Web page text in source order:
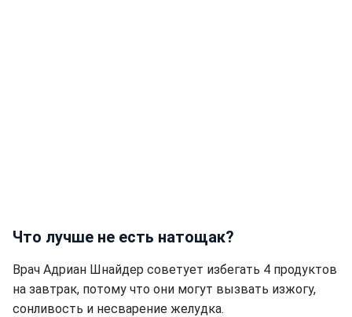
Что лучше не есть натощак?
Врач Адриан Шнайдер советует избегать 4 продуктов
на завтрак, потому что они могут вызвать изжогу,
сонливость и несварение желудка.